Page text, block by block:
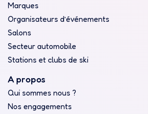
Marques
Organisateurs d’événements
Salons
Secteur automobile
Stations et clubs de ski
A propos
Qui sommes nous ?
Nos engagements